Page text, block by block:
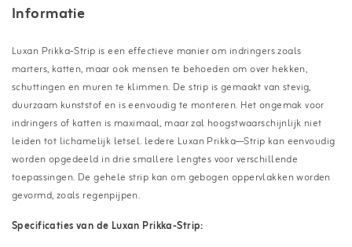
Informatie
Luxan Prikka-Strip is een effectieve manier om indringers zoals
marters, katten, maar ook mensen te behoeden om over hekken,
schuttingen en muren te klimmen. De strip is gemaakt van stevig,
duurzaam kunststof en is eenvoudig te monteren. Het ongemak voor
indringers of katten is maximaal, maar zal hoogstwaarschijnlijk niet
leiden tot lichamelijk letsel. ledere Luxan Prikka—Strip kan eenvoudig
worden opgedeeld in drie smallere lengtes voor verschillende
toepassingen. De gehele strip kan om gebogen oppervlakken worden
gevormd, zoals regenpijpen.
Specificaties van de Luxan Prikka-Strip: